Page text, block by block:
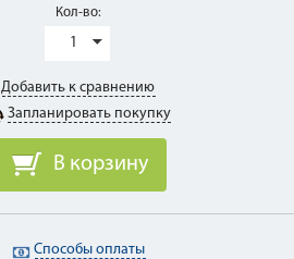
Кол-во:
1
Добавить к сравнению
Запланировать покупку
В корзину
Способы оплаты